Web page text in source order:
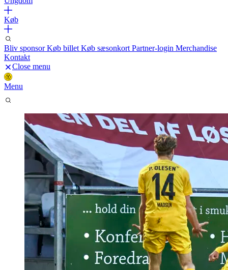
Køb
Bliv sponsorKøb billet Køb sæsonkort Partner-login Merchandise
Kontakt
Close menu
Menu